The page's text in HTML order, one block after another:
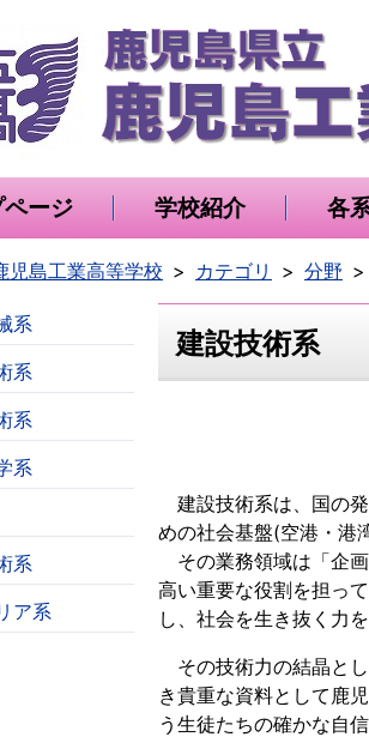
ージ 学校紹介 各
児島工業高等学校 カテゴリ 分野
建設技術系
建設技術系は、国の
めの社会基盤(空港・港
その業務領域は「企
高い重要な役割を担っ
し、社会を生き抜く力を
その技術力の結晶と
き貴重な資料として鹿
う生徒たちの確かな自
系
系
系
系
系
ア系